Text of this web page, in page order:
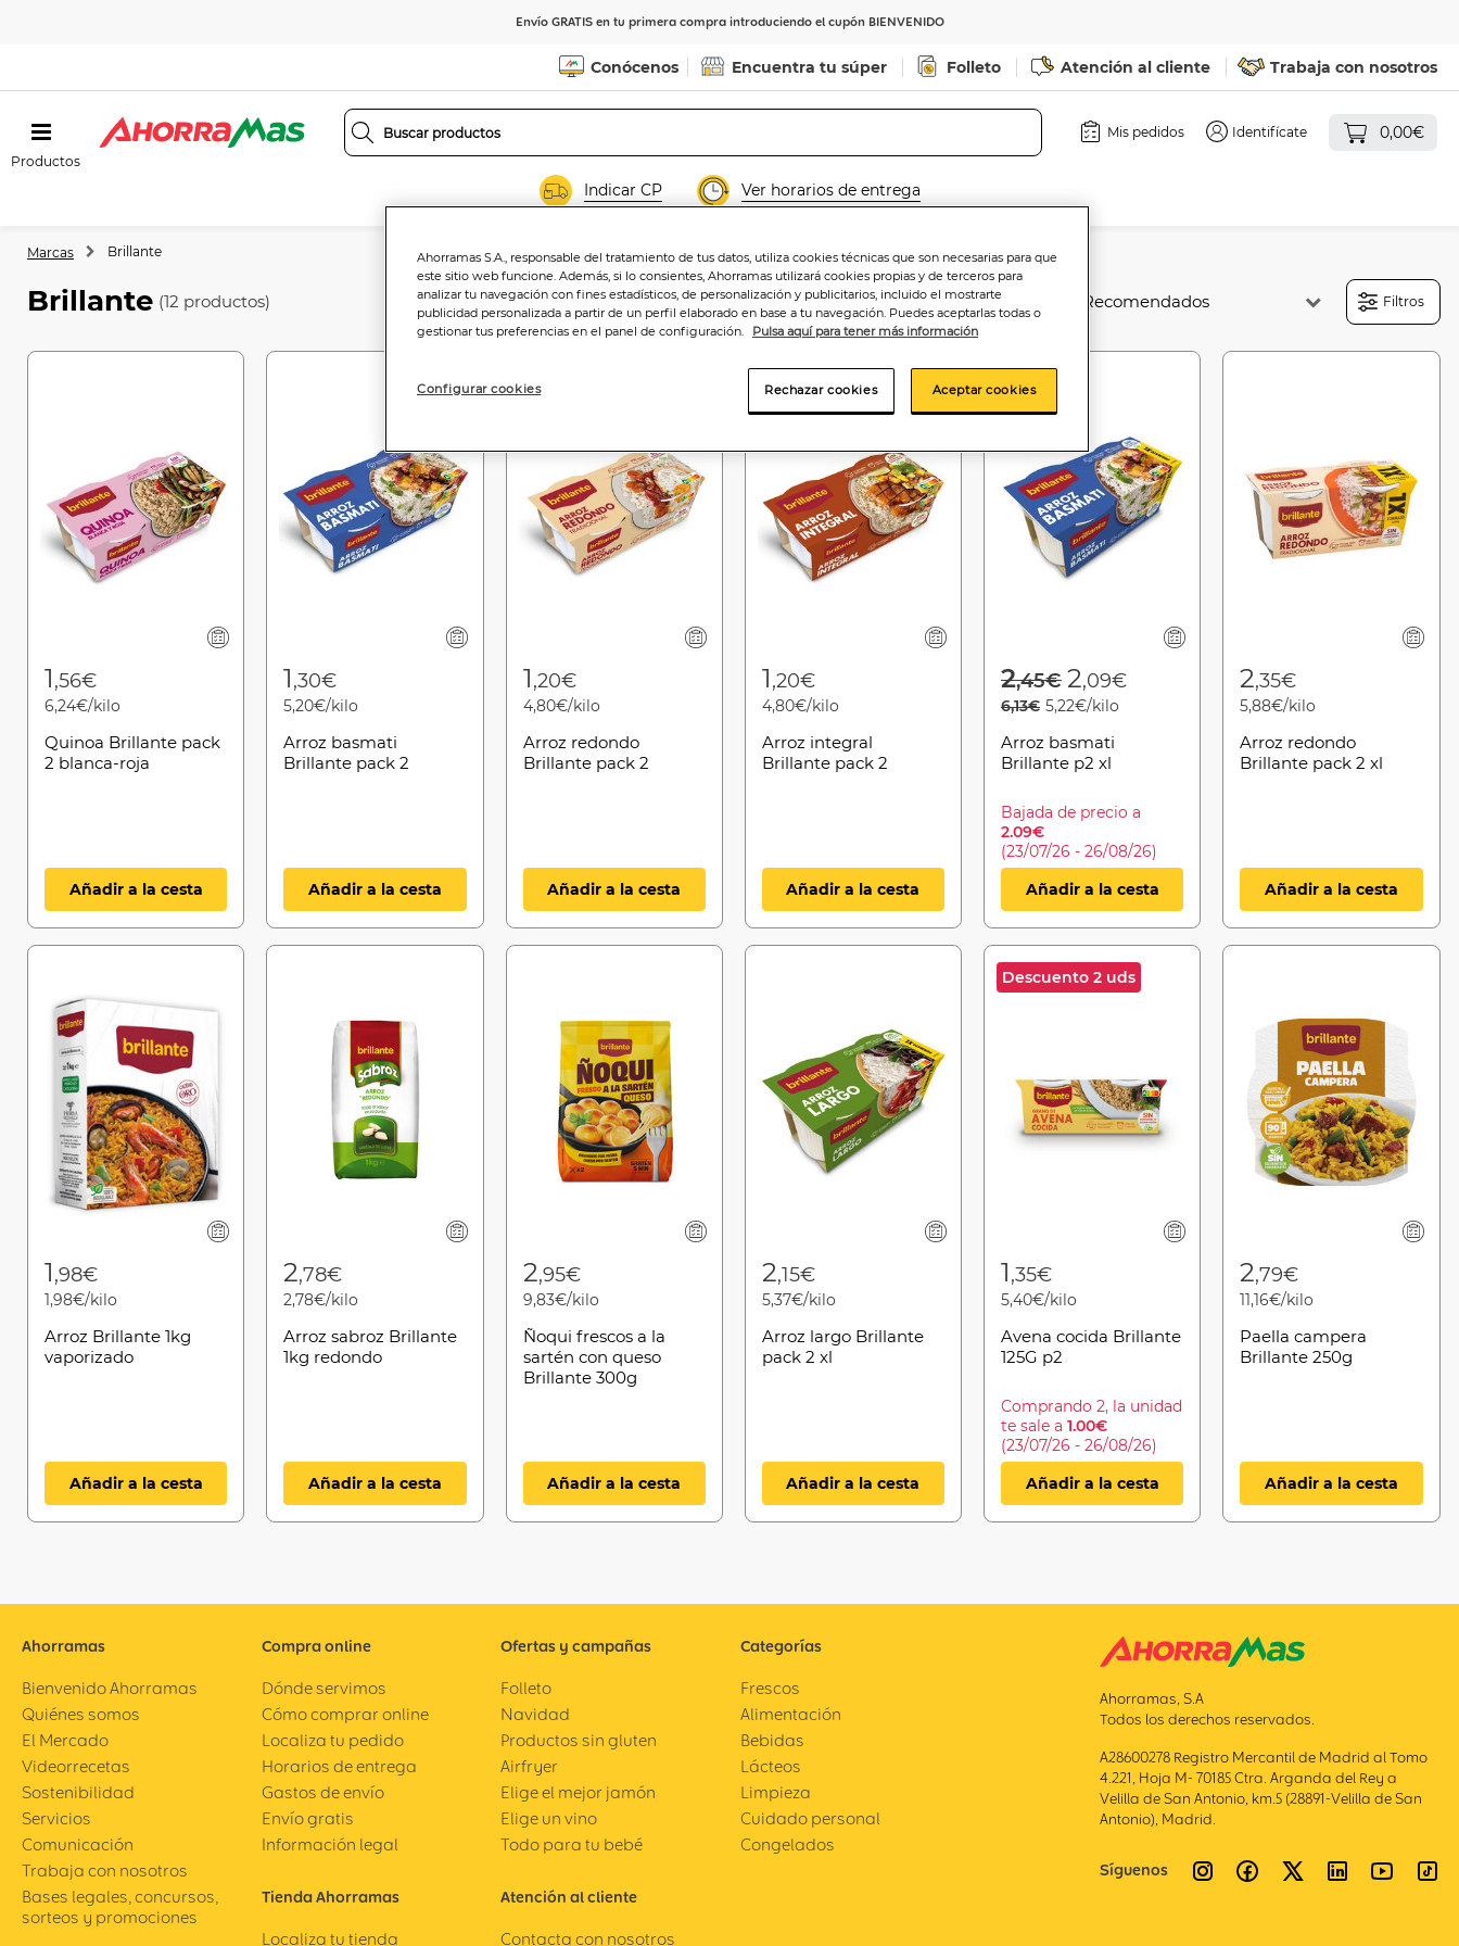
Envío GRATIS en tu primera compra introduciendo el cupón BIENVENIDO
Conócenos Encuentra tu súper Folleto Atención al cliente Trabaja con nosotros
Productos
Mis pedidos Identifícate 0,00€
Indicar CP Ver horarios de entrega
Marcas Brillante
Brillante (12 productos) Ordenar: Filtros
1,56€
6,24€/kilo
Quinoa Brillante pack
2 blanca-roja
Añadir a la cesta
1,30€
5,20€/kilo
Arroz basmati
Brillante pack 2
Añadir a la cesta
1,20€
4,80€/kilo
Arroz redondo
Brillante pack 2
Añadir a la cesta
1,20€
4,80€/kilo
Arroz integral
Brillante pack 2
Añadir a la cesta
-15%
Price reduced from
2,45€to
2,09€
6,13€ 5,22€/kilo
Arroz basmati
Brillante p2 xl
Bajada de precio a
2.09€
(23/07/26 - 26/08/26)
Añadir a la cesta
2,35€
5,88€/kilo
Arroz redondo
Brillante pack 2 xl
Añadir a la cesta
1,98€
1,98€/kilo
Arroz Brillante 1kg
vaporizado
Añadir a la cesta
2,78€
2,78€/kilo
Arroz sabroz Brillante
1kg redondo
Añadir a la cesta
2,95€
9,83€/kilo
Ñoqui frescos a la
sartén con queso
Brillante 300g
Añadir a la cesta
2,15€
5,37€/kilo
Arroz largo Brillante
pack 2 xl
Añadir a la cesta
Descuento 2 uds
1,35€
5,40€/kilo
Avena cocida Brillante
125G p2
Comprando 2, la unidad
te sale a 1.00€
(23/07/26 - 26/08/26)
Añadir a la cesta
2,79€
11,16€/kilo
Paella campera
Brillante 250g
Añadir a la cesta
Ahorramas
Bienvenido Ahorramas
Quiénes somos
El Mercado
Videorrecetas
Sostenibilidad
Servicios
Comunicación
Trabaja con nosotros
Bases legales, concursos,
sorteos y promociones
Compra online
Dónde servimos
Cómo comprar online
Localiza tu pedido
Horarios de entrega
Gastos de envío
Envío gratis
Información legal
Tienda Ahorramas
Localiza tu tienda
Ofertas y campañas
Folleto
Navidad
Productos sin gluten
Airfryer
Elige el mejor jamón
Elige un vino
Todo para tu bebé
Atención al cliente
Contacta con nosotros
Categorías
Frescos
Alimentación
Bebidas
Lácteos
Limpieza
Cuidado personal
Congelados
Ahorramas, S.A
Todos los derechos reservados.
A28600278 Registro Mercantil de Madrid al Tomo
4.221, Hoja M- 70185 Ctra. Arganda del Rey a
Velilla de San Antonio, km.5 (28891-Velilla de San
Antonio), Madrid.
Síguenos
Ahorramas S.A., responsable del tratamiento de tus datos, utiliza cookies técnicas que son necesarias para que
este sitio web funcione. Además, si lo consientes, Ahorramas utilizará cookies propias y de terceros para
analizar tu navegación con fines estadísticos, de personalización y publicitarios, incluido el mostrarte
publicidad personalizada a partir de un perfil elaborado en base a tu navegación. Puedes aceptarlas todas o
gestionar tus preferencias en el panel de configuración.
Pulsa aquí para tener más información
Configurar cookies Rechazar cookies Aceptar cookies